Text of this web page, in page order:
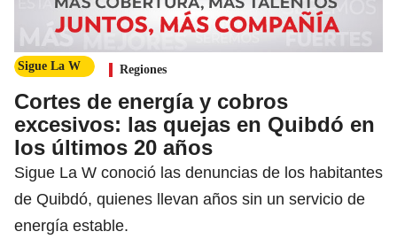
Sigue La W Regiones
Cortes de energía y cobros
excesivos: las quejas en Quibdó en
los últimos 20 años
Sigue La W conoció las denuncias de los habitantes
de Quibdó, quienes llevan años sin un servicio de
energía estable.